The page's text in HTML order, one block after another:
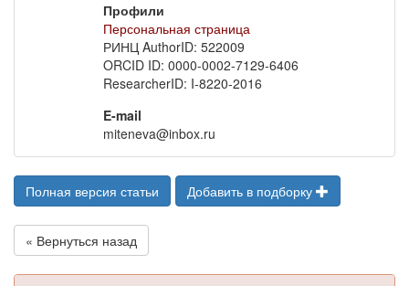
Профили
Персональная страница
РИНЦ AuthorID: 522009
ORCID ID: 0000-0002-7129-6406
ResearcherID: I-8220-2016
E-mail
miteneva@inbox.ru
Полная версия статьи Добавить в подборку
« Вернуться назад